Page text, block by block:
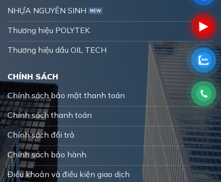
NHỰA NGUYÊN SINH
Thương hiệu POLYTEK
Thương hiệu dầu OIL TECH
CHÍNH SÁCH
Chính sách bảo mật thanh toán
Chính sách thanh toán
Chính sách đổi trả
Chính sách bảo hành
Điều khoản và điều kiện giao dịch